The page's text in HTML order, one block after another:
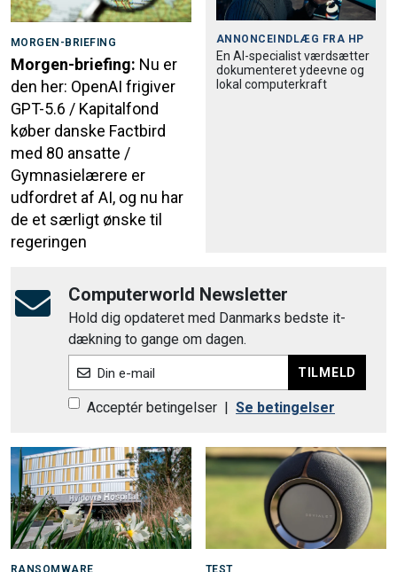
MORGEN-BRIEFING
Morgen-briefing: Nu er
den her: OpenAI frigiver
GPT-5.6 / Kapitalfond
køber danske Factbird
med 80 ansatte /
Gymnasielærere er
udfordret af AI, og nu har
de et særligt ønske til
regeringen
ANNONCEINDLÆG FRA HP
En AI-specialist værdsætter
dokumenteret ydeevne og
lokal computerkraft
Computerworld Newsletter
Hold dig opdateret med Danmarks bedste it-
dækning to gange om dagen.
Din e-mail TILMELD
Acceptér betingelser Se betingelser
RANSOMWARE TEST